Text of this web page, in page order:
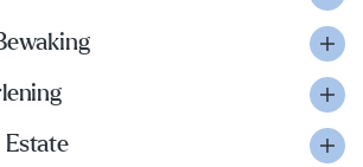
Estate